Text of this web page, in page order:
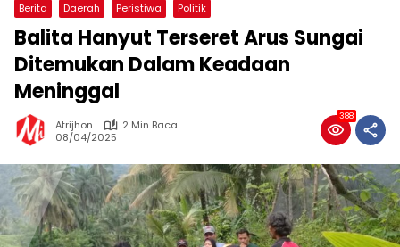
Berita Daerah Peristiwa Politik
Balita Hanyut Terseret Arus Sungai
Ditemukan Dalam Keadaan
Meninggal
Atrijhon
2 Min Baca
08/04/2025
388